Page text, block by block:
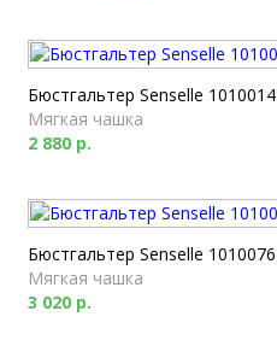
Бюстгальтер Senselle 1010014
Мягкая чашка
2 880 р.
Бюстгальтер Senselle 1010076
Мягкая чашка
3 020 р.